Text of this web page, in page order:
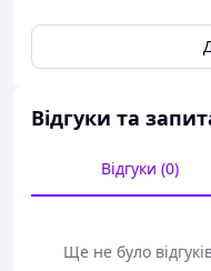
Поштові марки
У каталог ця марка
відмінному стані, без
Перед відправкою ми
пересиланні.
Дивіться тут всі
Відгуки та
Відгуки (0)
Ще не було